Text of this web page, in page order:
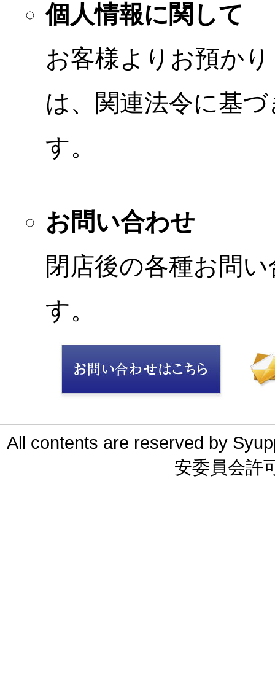
個人情報に関して
お客様よりお預か
は、関連法令に基
す。
お問い合わせ
閉店後の各種お問
す。
All contents are reserved by
安委員会許